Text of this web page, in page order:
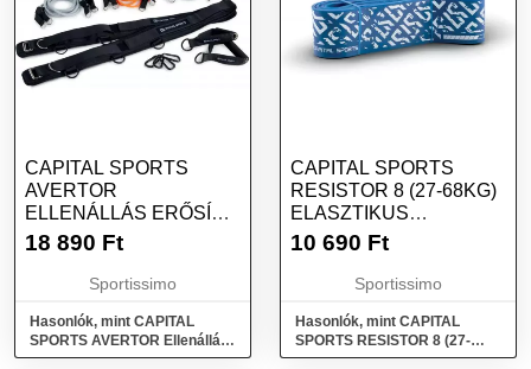
CAPITAL SPORTS
AVERTOR
ELLENÁLLÁS ERŐSÍTŐ
SZETT, FEKETE,
18 890 Ft
Sportissimo
Hasonlók, mint CAPITAL
SPORTS AVERTOR Ellenállás
erősítő szett, fekete, méret
CAPITAL SPORTS
RESISTOR 8 (27-68KG)
ELASZTIKUS
GUMISZALAG, KÉK,
10 690 Ft
Sportissimo
Hasonlók, mint CAPITAL
SPORTS RESISTOR 8 (27-
68kg) Elasztikus gumiszalag,